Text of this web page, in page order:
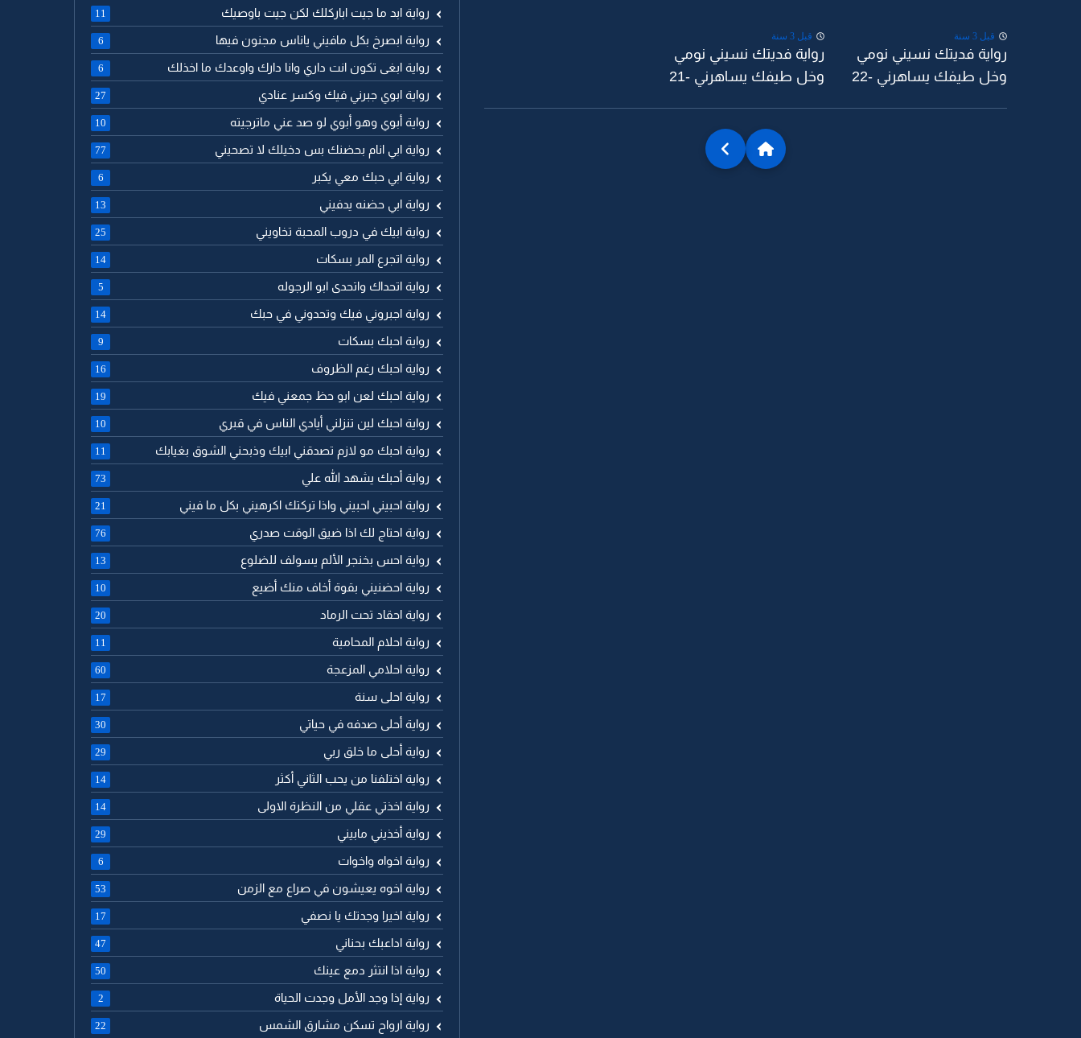
قبل 3 سنة
رواية فديتك نسيني نومي
وخل طيفك يساهرني -22
قبل 3 سنة
رواية فديتك نسيني نومي
وخل طيفك يساهرني -21
رواية ابد ما جيت اباركلك لكن جيت باوصيك 11
رواية ابصرخ بكل مافيني ياناس مجنون فيها 6
رواية ابغى تكون انت داري وانا دارك واوعدك ما اخذلك 6
رواية ابوي جبرني فيك وكسر عنادي 27
رواية أبوي وهو أبوي لو صد عني ماترجيته 10
رواية ابي انام بحضنك بس دخيلك لا تصحيني 77
رواية ابي حبك معي يكبر 6
رواية ابي حضنه يدفيني 13
رواية ابيك في دروب المحبة تخاويني 25
رواية اتجرع المر بسكات 14
رواية اتحداك واتحدى ابو الرجوله 5
رواية اجبروني فيك وتحدوني في حبك 14
رواية احبك بسكات 9
رواية احبك رغم الظروف 16
رواية احبك لعن ابو حظ جمعني فيك 19
رواية احبك لين تنزلني أيادي الناس في قبري 10
رواية احبك مو لازم تصدقني ابيك وذبحني الشوق بغيابك 11
رواية أحبك يشهد الله علي 73
رواية احبيني احبيني واذا تركتك اكرهيني بكل ما فيني 21
رواية احتاج لك اذا ضيق الوقت صدري 76
رواية احس بخنجر الألم يسولف للضلوع 13
رواية احضنيني بقوة أخاف منك أضيع 10
رواية احقاد تحت الرماد 20
رواية احلام المحامية 11
رواية احلامي المزعجة 60
رواية احلى سنة 17
رواية أحلى صدفه في حياتي 30
رواية أحلى ما خلق ربي 29
رواية اختلفنا من يحب الثاني أكثر 14
رواية اخذتي عقلي من النظرة الاولى 14
رواية أخذيني مابيني 29
رواية اخواه واخوات 6
رواية اخوه يعيشون في صراع مع الزمن 53
رواية اخيرا وجدتك يا نصفي 17
رواية اداعبك بحناني 47
رواية اذا انتثر دمع عينك 50
رواية إذا وجد الأمل وجدت الحياة 2
رواية ارواح تسكن مشارق الشمس 22